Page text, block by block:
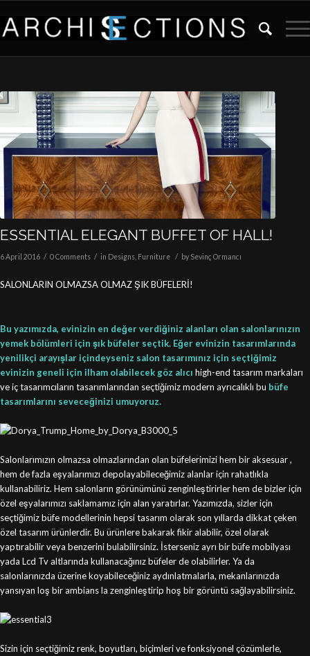
ESSENTIAL ELEGANT BUFFET OF HALL!
6 April 2016 / 0 Comments / in Designs Furniture / by Sevinç Ormancı
SALONLARIN OLMAZSA OLMAZ ŞIK BÜFELERİ!
Bu yazımızda, evinizin en değer verdiğiniz alanları olan salonlarınızın
yemek bölümleri için şık büfeler seçtik. Eğer evinizin tasarımlarında
yenilikçi arayışlar içindeyseniz salon tasarımınız için seçtiğimiz
evinizin geneli için ilham olabilecek göz alıcı high-end tasarım markaları
ve iç tasarımcıların tasarımlarından seçtiğimiz modern ayrıcalıklı bu büfe
tasarımlarını seveceğinizi umuyoruz.
Salonlarımızın olmazsa olmazlarından olan büfelerimizi hem bir aksesuar ,
hem de fazla eşyalarımızı depolayabileceğimiz alanlar için rahatlıkla
kullanabiliriz. Hem salonların görünümünü zenginleştirirler hem de bizler için
özel eşyalarımızı saklamamız için alan yaratırlar. Yazımızda, sizler için
seçtiğimiz büfe modellerinin hepsi tasarım olarak son yıllarda dikkat çeken
özel tasarım ürünlerdir. Bu ürünlere bakarak fikir alabilir, özel olarak
yaptırabilir veya benzerini bulabilirsiniz. İsterseniz ayrı bir büfe mobilyası
yada Lcd Tv altlarında kullanacağınız büfeler de olabilirler. Ya da
salonlarınızda üzerine koyabileceğiniz aydınlatmalarla, mekanlarınızda
yansıyan loş bir ambians la zenginleştirip hoş bir görüntü sağlayabilirsiniz.
Sizin için seçtiğimiz renk, boyutları, biçimleri ve fonksiyonel çözümlerle,